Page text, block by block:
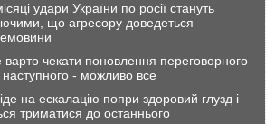
удари України по росії стануть
що агресору доведеться
варто чекати поновлення переговорного
- можливо все
на ескалацію попри здоровий глузд і
триматися до останнього